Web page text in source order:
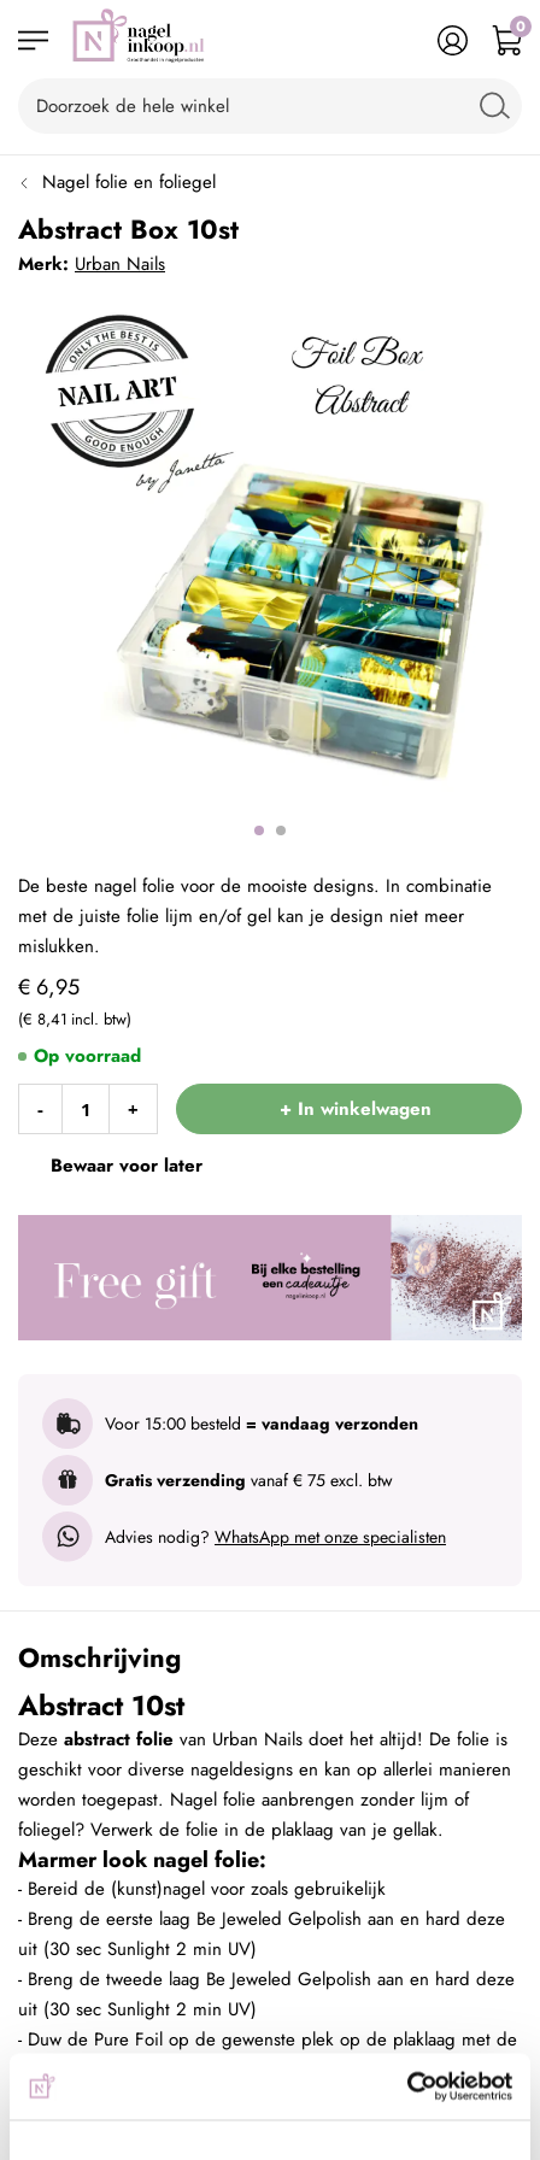
0
Nagel folie en foliegel
Abstract Box 10st
Merk: Urban Nails
€ 6,95
€ 8,41
- + + In winkelwagen
Bewaar voor later
Voor 15:00 besteld = vandaag verzonden
Gratis verzending vanaf € 75 excl. btw
Advies nodig? WhatsApp met onze specialisten
Op voorraad
De beste nagel folie voor de mooiste designs. In combinatie
met de juiste folie lijm en/of gel kan je design niet meer
mislukken.
Omschrijving
Abstract 10st
Deze abstract folie van Urban Nails doet het altijd! De folie is
geschikt voor diverse nageldesigns en kan op allerlei manieren
worden toegepast. Nagel folie aanbrengen zonder lijm of
foliegel? Verwerk de folie in de plaklaag van je gellak.
Marmer look nagel folie:
- Bereid de (kunst)nagel voor zoals gebruikelijk
- Breng de eerste laag Be Jeweled Gelpolish aan en hard deze
uit (30 sec Sunlight 2 min UV)
- Breng de tweede laag Be Jeweled Gelpolish aan en hard deze
uit (30 sec Sunlight 2 min UV)
- Duw de Pure Foil op de gewenste plek op de plaklaag met de
gekleurde kant naar boven
- Soms komt het voor dat de gellak niet voldoende plaklaag